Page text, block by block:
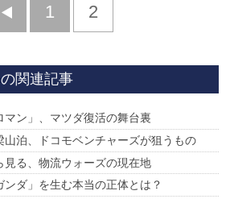
前
1 2
関連記事
マン」、マツダ復活の舞台裏
山泊、ドコモベンチャーズが狙うもの
見る、物流ウォーズの現在地
ダ」を生む本当の正体とは？